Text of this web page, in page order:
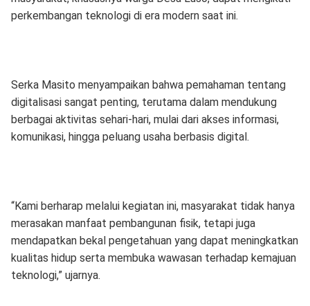
perkembangan teknologi di era modern saat ini.
Serka Masito menyampaikan bahwa pemahaman tentang
digitalisasi sangat penting, terutama dalam mendukung
berbagai aktivitas sehari-hari, mulai dari akses informasi,
komunikasi, hingga peluang usaha berbasis digital.
“Kami berharap melalui kegiatan ini, masyarakat tidak hanya
merasakan manfaat pembangunan fisik, tetapi juga
mendapatkan bekal pengetahuan yang dapat meningkatkan
kualitas hidup serta membuka wawasan terhadap kemajuan
teknologi,” ujarnya.